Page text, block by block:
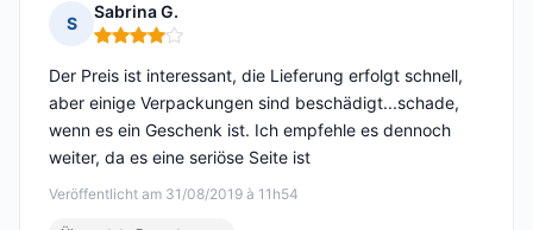
S
Sabrina G.
Hinweis: 4 von 5
Veröffentlicht am 31/08/2019 à 11h54
Der Preis ist interessant, die Lieferung erfolgt schnell,
aber einige Verpackungen sind beschädigt...schade,
wenn es ein Geschenk ist. Ich empfehle es dennoch
weiter, da es eine seriöse Seite ist